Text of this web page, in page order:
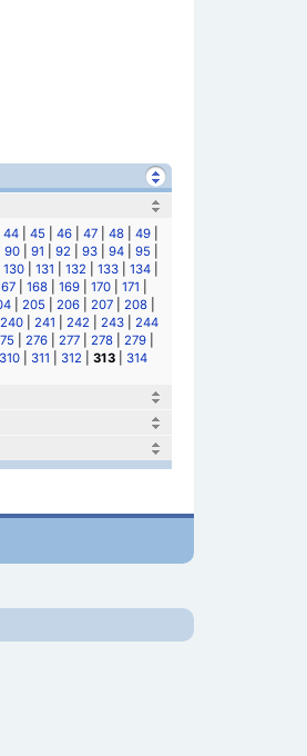
44| 45 46| 47| 48| 49|
90 91 92 93 94 95
130 131 132 133 134
168 169 170 171
| 205 206| 207| 208|
240| 241 242 243| 244
276 277 278 279
310| 311 312 313| 314